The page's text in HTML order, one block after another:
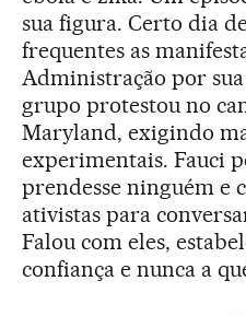
sua figura. Certo dia
frequentes as
Administração por
grupo protestou no
Maryland, exigindo
experimentais. Fauci
prendesse ninguém e
ativistas para
Falou com eles,
confiança e nunca a